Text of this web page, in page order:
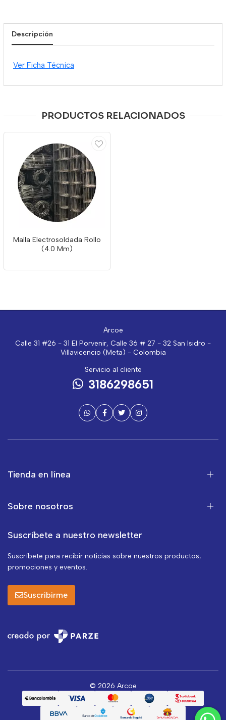
Descripción
Ver Ficha Técnica
PRODUCTOS RELACIONADOS
Malla Electrosoldada Rollo
(4.0 Mm)
Arcoe
Calle 31 #26 - 31 El Porvenir, Calle 36 # 27 - 32 San Isidro -
Villavicencio (Meta) - Colombia
Servicio al cliente
3186298651
Tienda en línea
Sobre nosotros
Suscríbete a nuestro newsletter
Suscríbete para recibir noticias sobre nuestros productos,
promociones y eventos.
Suscribirme
© 2026 Arcoe